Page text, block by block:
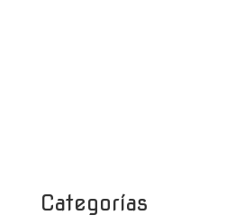
Categorías